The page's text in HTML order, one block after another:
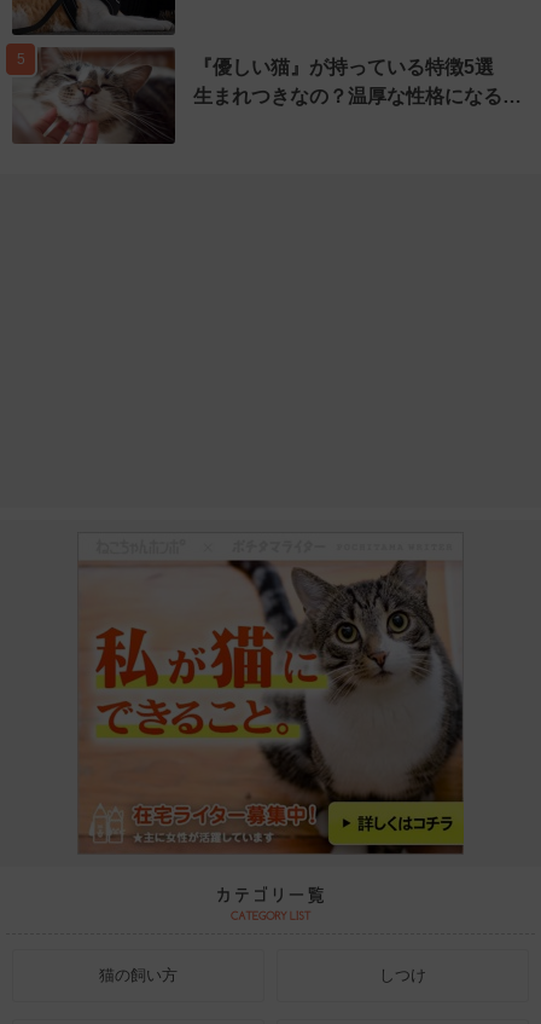
5
『優しい猫』が持っている特徴5選
生まれつきなの？温厚な性格になる…
猫の飼い方 しつけ